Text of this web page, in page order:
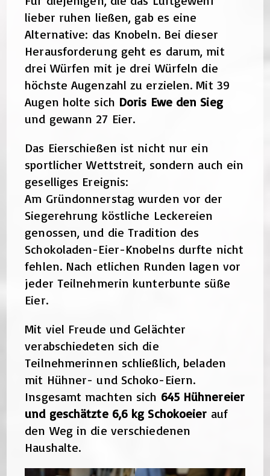
lieber ruhen ließen, gab es eine
Alternative: das Knobeln. Bei dieser
Herausforderung geht es darum, mit
drei Würfen mit je drei Würfeln die
höchste Augenzahl zu erzielen. Mit 39
Augen holte sich Doris Ewe den Sieg
und gewann 27 Eier.
Das Eierschießen ist nicht nur ein
sportlicher Wettstreit, sondern auch ein
geselliges Ereignis:
Am Gründonnerstag wurden vor der
Siegerehrung köstliche Leckereien
genossen, und die Tradition des
Schokoladen-Eier-Knobelns durfte nicht
fehlen. Nach etlichen Runden lagen vor
jeder Teilnehmerin kunterbunte süße
Eier.
Mit viel Freude und Gelächter
verabschiedeten sich die
Teilnehmerinnen schließlich, beladen
mit Hühner- und Schoko-Eiern.
Insgesamt machten sich 645 Hühnereier
und geschätzte 6,6 kg Schokoeier auf
den Weg in die verschiedenen
Haushalte.